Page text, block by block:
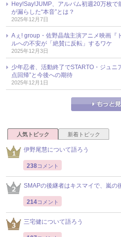
Hey!Say!JUMP、アルバム初週20万枚
が漏らした“本音”とは？
2025年12月7日
Aぇ! group・佐野晶哉主演アニメ映画『
ルへの不安が「絶賛に反転」するワケ
2025年12月3日
少年忍者、活動終了でSTARTO・ジュ
点回帰”と今後への期待
2025年12月1日
人気トピック 新着トピック
伊野尾慧について語ろう
238コメント
SMAPの後継者はキスマイで、嵐の
214コメント
三宅健について語ろう